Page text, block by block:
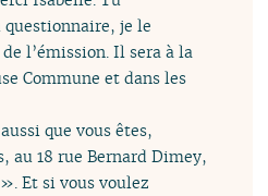
questionnaire, je le
l’émission. Il sera à la
Commune et dans les
que vous êtes,
au 18 rue Bernard Dimey,
Et si vous voulez